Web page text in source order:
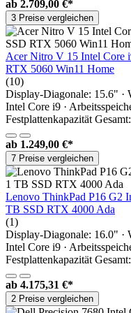
ab 2.709,00 €*
3 Preise vergleichen
Acer Nitro V 15 Intel Core
RTX 5060 Win11 Home
(10)
Display-Diagonale: 15.6" ·
Intel Core i9 ·
Festplattenkapazität
ab 1.249,00 €*
7 Preise vergleichen
Lenovo ThinkPad P16 G2
TB SSD RTX 4000 Ada
(1)
Display-Diagonale: 16.0" ·
Intel Core i9 ·
Festplattenkapazität
ab 4.175,31 €*
2 Preise vergleichen